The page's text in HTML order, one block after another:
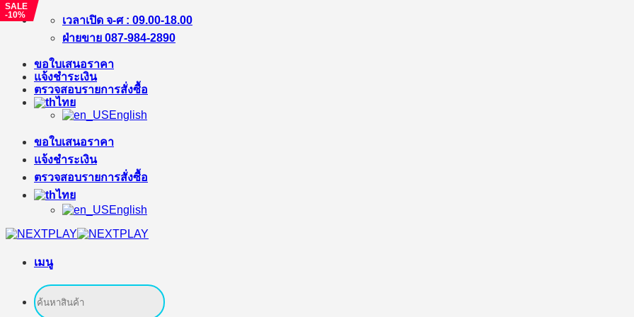
ข้าม
เนื้อหา
เวลาเปิด จ-ศ : 09.00-18.00
ฝ่ายขาย 087-984-2890
ขอใบเสนอราคา
แจ้งชำระเงิน
ตรวจสอบรายการสั่งซื้อ
ไทย
English
ขอใบเสนอราคา
แจ้งชำระเงิน
ตรวจสอบรายการสั่งซื้อ
ไทย
English
เมนู
ค้นหา:
SALE
-10%